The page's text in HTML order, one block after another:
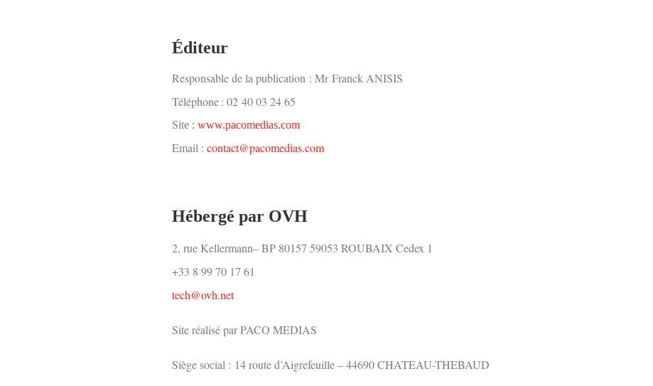
Éditeur
Responsable de la publication : MrFranck ANISIS
Téléphone : 02 40 03 24 65
Site : www.pacomedias.com
Email : contact@pacomedias.com
Hébergé par OVH
2, rue Kellermann– BP 80157 59053 ROUBAIX Cedex 1
+33 8 99 70 17 61
tech@ovh.net
Site réalisé par PACO MEDIAS
Siège social : 14 route d’Aigrefeuille – 44690 CHATEAU-THEBAUD